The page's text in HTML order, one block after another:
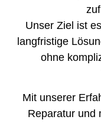
Unser Ziel ist
langfristige
ohne
Mit unserer
Reparatur und